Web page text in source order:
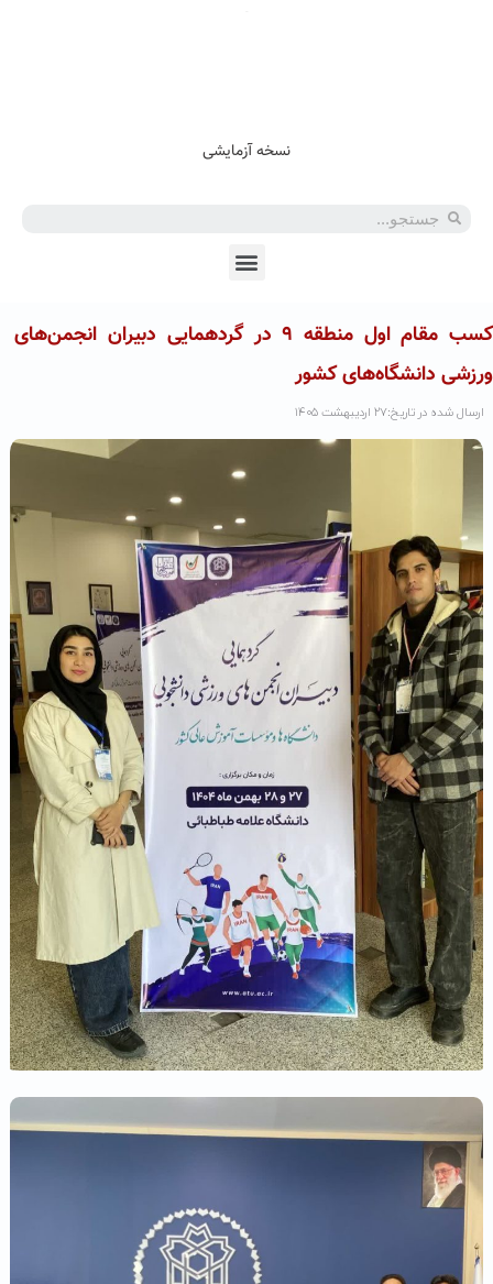
نسخه آزمایشی
کسب مقام اول منطقه ۹ در گردهمایی دبیران انجمن‌های
ورزشی دانشگاه‌های کشور
ارسال شده در تاریخ:۲۷ اردیبهشت ۱۴۰۵